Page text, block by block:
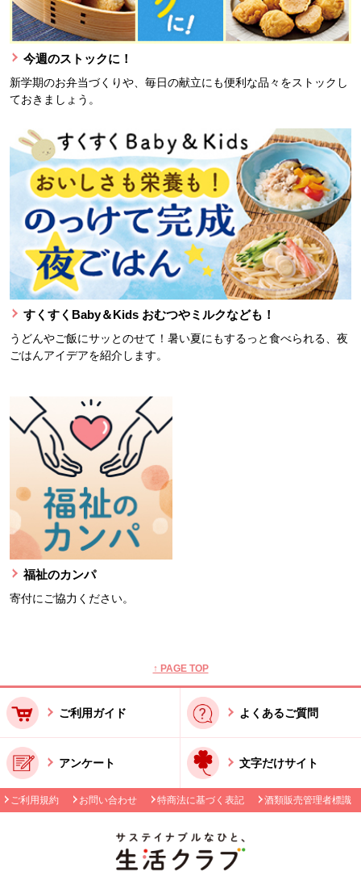
今週のストックに！
新学期のお弁当づくりや、毎日の献立にも便利な品々をストックし
ておきましょう。
すくすくBaby＆Kids おむつやミルクなども！
うどんやご飯にサッとのせて！暑い夏にもするっと食べられる、夜
ごはんアイデアを紹介します。
福祉のカンパ
寄付にご協力ください。
↑ PAGE TOP
ご利用ガイド よくあるご質問
アンケート 文字だけサイト
ご利用規約 お問い合わせ 特商法に基づく表記 酒類販売管理者標識